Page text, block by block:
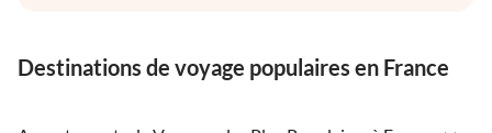
Destinations de voyage populaires en France